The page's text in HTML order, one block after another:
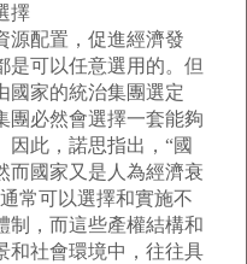
擇
配置，促進經濟發
是可以任意選用的。但
國家的統治集團選定
團必然會選擇一套能夠
此，諾思指出，“國
而國家又是人為經濟衰
常可以選擇和實施不
制，而這些產權結構和
和社會環境中，往往具